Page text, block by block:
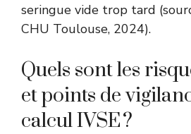
seringue vide trop tard
CHU Toulouse, 2024).
Quels sont les
et points de
calcul IVSE ?